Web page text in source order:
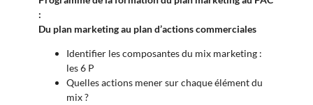
:
Du plan marketing au plan d’actions commerciales
Identifier les composantes du mix marketing :
les 6 P
Quelles actions mener sur chaque élément du
mix ?